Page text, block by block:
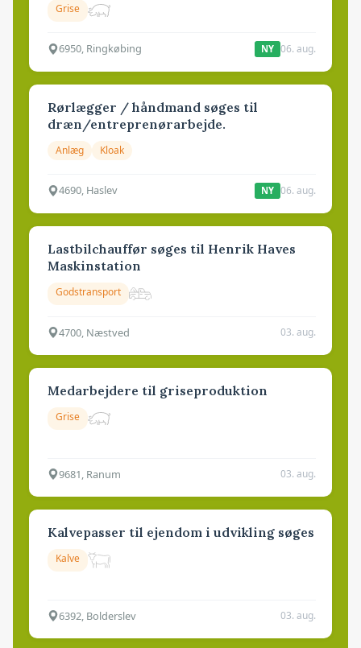
Grise
6950, Ringkøbing NY 06. aug.
Rørlægger / håndmand søges til
dræn/entreprenørarbejde.
Anlæg Kloak
4690, Haslev NY 06. aug.
Lastbilchauffør søges til Henrik Haves
Maskinstation
Godstransport
4700, Næstved 03. aug.
Medarbejdere til griseproduktion
Grise
9681, Ranum 03. aug.
Kalvepasser til ejendom i udvikling søges
Kalve
6392, Bolderslev 03. aug.